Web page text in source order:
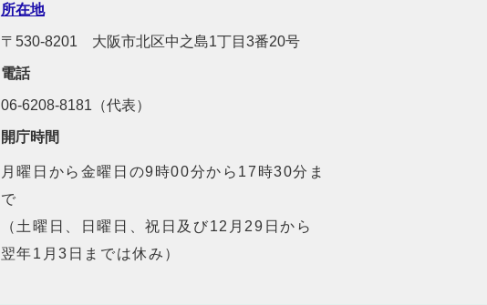
所在地
〒530-8201 大阪市北区中之島1丁目3番20号
電話
06-6208-8181（代表）
開庁時間
月曜日から金曜日の9時00分から17時30分ま
で
（土曜日、日曜日、祝日及び12月29日から
翌年1月3日までは休み）